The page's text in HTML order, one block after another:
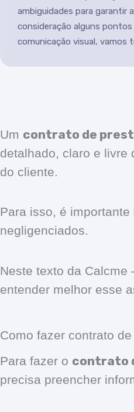
ambiguidades para garantir
consideração alguns
comunicação visual, vamos
Um contrato de
detalhado, claro e livre
do cliente.
Para isso, é
negligenciados.
Neste texto da Calcme
entender melhor esse
Como fazer contrato
Para fazer o contrato
precisa preencher